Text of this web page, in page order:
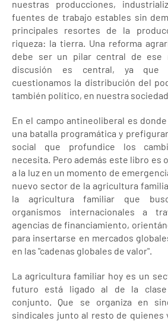
nuestras producciones,
fuentes de trabajo estables sin
principales resortes de la
riqueza: la tierra. Una reforma
debe ser un pilar central de ese
discusión es central, ya que
cuestionamos la distribución del
también político, en nuestra sociedad.
En el campo antineoliberal es
una batalla programática y
social que profundice los
necesita. Pero además este libro es
a la luz en un momento de
nuevo sector de la agricultura
la agricultura familiar que
organismos internacionales a
agencias de financiamiento,
para insertarse en mercados
en las "cadenas globales de valor".
La agricultura familiar hoy es un
futuro está ligado al de la
conjunto. Que se organiza en
sindicales junto al resto de quienes